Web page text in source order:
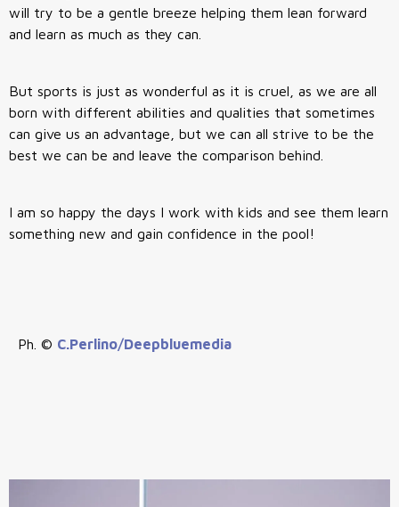
will try to be a gentle breeze helping them lean forward
and learn as much as they can.
But sports is just as wonderful as it is cruel, as we are all
born with different abilities and qualities that sometimes
can give us an advantage, but we can all strive to be the
best we can be and leave the comparison behind.
I am so happy the days I work with kids and see them learn
something new and gain confidence in the pool!
Ph. © C.Perlino/Deepbluemedia